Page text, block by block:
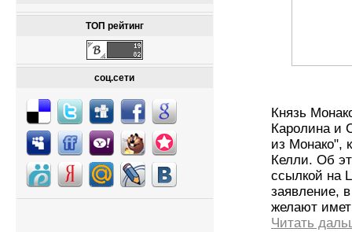
ТОП рейтинг
соц.сети
Князь
Каролина и
из Монако",
Келли. Об
ссылкой на
заявление,
желают
Читать